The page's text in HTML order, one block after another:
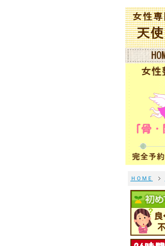
ＨＯＭＥ